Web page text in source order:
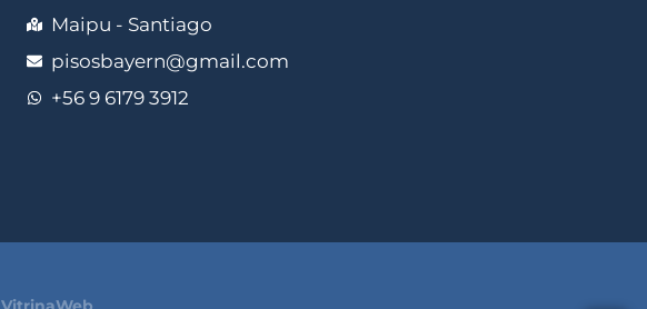
Maipu - Santiago
pisosbayern@gmail.com
+56 9 6179 3912